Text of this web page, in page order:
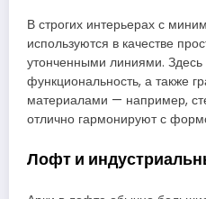
В строгих интерьерах с
используются в качестве
утонченными линиями. Здесь
функциональность, а также
материалами — например,
отлично гармонируют с
Лофт и